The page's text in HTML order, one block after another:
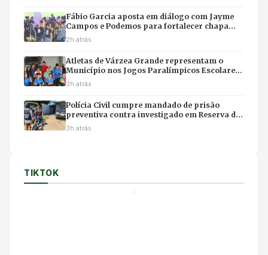
Fábio Garcia aposta em diálogo com Jayme
Campos e Podemos para fortalecer chapa
com Pivetta
2h atrás
Atletas de Várzea Grande representam o
Município nos Jogos Paralímpicos Escolares
de Mato Grosso
3h atrás
Polícia Civil cumpre mandado de prisão
preventiva contra investigado em Reserva do
Cabaçal
3h atrás
TIKTOK